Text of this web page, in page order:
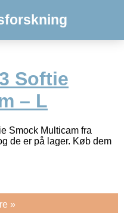
Softie
– L
Smock Multicam fra
de er på lager. Køb dem
»